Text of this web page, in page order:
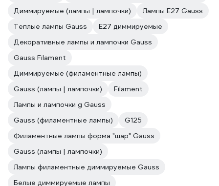
Диммируемые (лампы | лампочки)
Лампы Е27 Gauss
Теплые лампы Gauss
Е27 диммируемые
Декоративные лампы и лампочки Gauss
Gauss Filament
Диммируемые (филаментные лампы)
Gauss (лампы | лампочки)
Filament
Лампы и лампочки g Gauss
Gauss (филаментные лампы)
G125
Филаментные лампы форма "шар" Gauss
Gauss (лампы | лампочки)
Лампы филаментные диммируемые Gauss
Белые диммируемые лампы